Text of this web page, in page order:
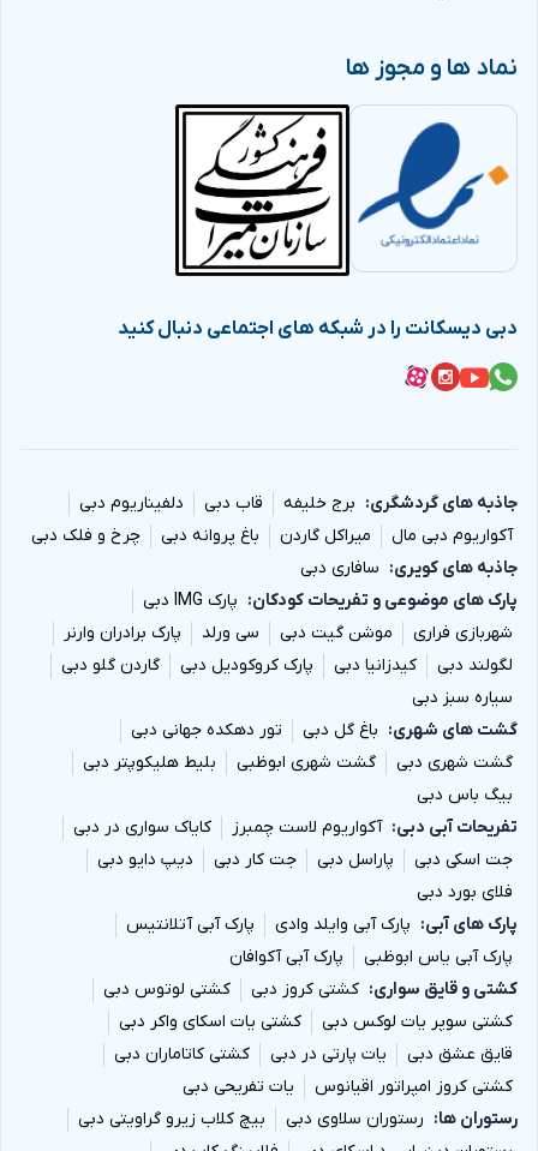
نماد ها و مجوز ها
دبی دیسکانت را در شبکه های اجتماعی دنبال کنید
جاذبه های گردشگری برج خلیفه قاب دبی
دلفیناریوم دبی
آکواریوم دبی مال
میراکل گاردن باغ پروانه دبی
چرخ و فلک دبی
جاذبه های کویری
سافاری دبی
پارک های موضوعی و تفریحات کودکان
پارک IMG دبی
شهربازی فراری
موشن گیت دبی سی ورلد
پارک برادران وارنر
لگولند دبی
کیدزانیا دبی پارک کروکودیل دبی
گاردن گلو دبی
سیاره سبز دبی
گشت های شهری
باغ گل دبی
تور دهکده جهانی دبی
گشت شهری دبی
گشت شهری ابوظبی
بلیط هلیکوپتر دبی
بیگ باس دبی
تفریحات آبی دبی
آکواریوم لاست چمبرز
کایاک سواری در دبی
جت اسکی دبی
پاراسل دبی جت کار دبی
دیپ دایو دبی
فلای بورد دبی
پارک های آبی
پارک آبی وایلد وادی
پارک آبی آتلانتیس
پارک آبی یاس ابوظبی
پارک آبی آکوافان
کشتی و قایق سواری
کشتی کروز دبی
کشتی لوتوس دبی
کشتی سوپر یات لوکس دبی
کشتی یات اسکای واکر دبی
قایق عشق دبی
یات پارتی در دبی
کشتی کاتاماران دبی
کشتی کروز امپراتور اقیانوس
یات تفریحی دبی
رستوران ها
رستوران سلاوی دبی
بیچ کلاب زیرو گراویتی دبی